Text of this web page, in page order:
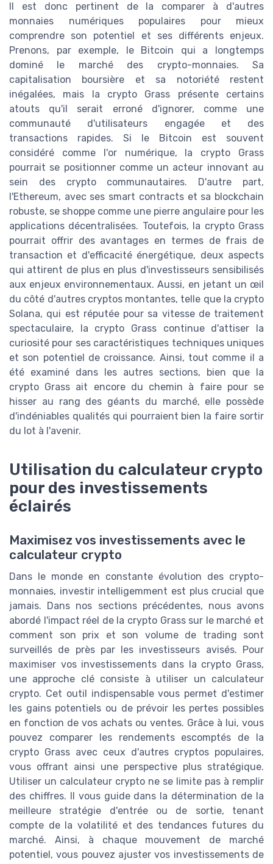
Il est donc pertinent de la comparer à d'autres
monnaies numériques populaires pour mieux
comprendre son potentiel et ses différents enjeux.
Prenons, par exemple, le Bitcoin qui a longtemps
dominé le marché des crypto-monnaies. Sa
capitalisation boursière et sa notoriété restent
inégalées, mais la crypto Grass présente certains
atouts qu'il serait erroné d'ignorer, comme une
communauté d'utilisateurs engagée et des
transactions rapides. Si le Bitcoin est souvent
considéré comme l'or numérique, la crypto Grass
pourrait se positionner comme un acteur innovant au
sein des crypto communautaires. D'autre part,
l'Ethereum, avec ses smart contracts et sa blockchain
robuste, se shoppe comme une pierre angulaire pour les
applications décentralisées. Toutefois, la crypto Grass
pourrait offrir des avantages en termes de frais de
transaction et d'efficacité énergétique, deux aspects
qui attirent de plus en plus d'investisseurs sensibilisés
aux enjeux environnementaux. Aussi, en jetant un œil
du côté d'autres cryptos montantes, telle que la crypto
Solana, qui est réputée pour sa vitesse de traitement
spectaculaire, la crypto Grass continue d'attiser la
curiosité pour ses caractéristiques techniques uniques
et son potentiel de croissance. Ainsi, tout comme il a
été examiné dans les autres sections, bien que la
crypto Grass ait encore du chemin à faire pour se
hisser au rang des géants du marché, elle possède
d'indéniables qualités qui pourraient bien la faire sortir
du lot à l'avenir.
Utilisation du calculateur crypto
pour des investissements
éclairés
Maximisez vos investissements avec le
calculateur crypto
Dans le monde en constante évolution des crypto-
monnaies, investir intelligemment est plus crucial que
jamais. Dans nos sections précédentes, nous avons
abordé l'impact réel de la crypto Grass sur le marché et
comment son prix et son volume de trading sont
surveillés de près par les investisseurs avisés. Pour
maximiser vos investissements dans la crypto Grass,
une approche clé consiste à utiliser un calculateur
crypto. Cet outil indispensable vous permet d'estimer
les gains potentiels ou de prévoir les pertes possibles
en fonction de vos achats ou ventes. Grâce à lui, vous
pouvez comparer les rendements escomptés de la
crypto Grass avec ceux d'autres cryptos populaires,
vous offrant ainsi une perspective plus stratégique.
Utiliser un calculateur crypto ne se limite pas à remplir
des chiffres. Il vous guide dans la détermination de la
meilleure stratégie d'entrée ou de sortie, tenant
compte de la volatilité et des tendances futures du
marché. Ainsi, à chaque mouvement de marché
potentiel, vous pouvez ajuster vos investissements de